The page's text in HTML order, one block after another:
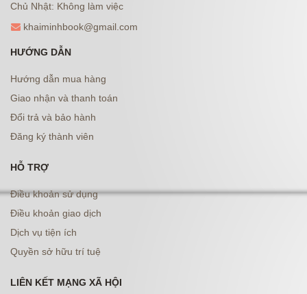
Chủ Nhật: Không làm việc
khaiminhbook@gmail.com
HƯỚNG DẪN
Hướng dẫn mua hàng
Giao nhận và thanh toán
Đổi trả và bảo hành
Đăng ký thành viên
HỖ TRỢ
Điều khoản sử dụng
Điều khoản giao dịch
Dịch vụ tiện ích
Quyền sở hữu trí tuệ
LIÊN KẾT MẠNG XÃ HỘI